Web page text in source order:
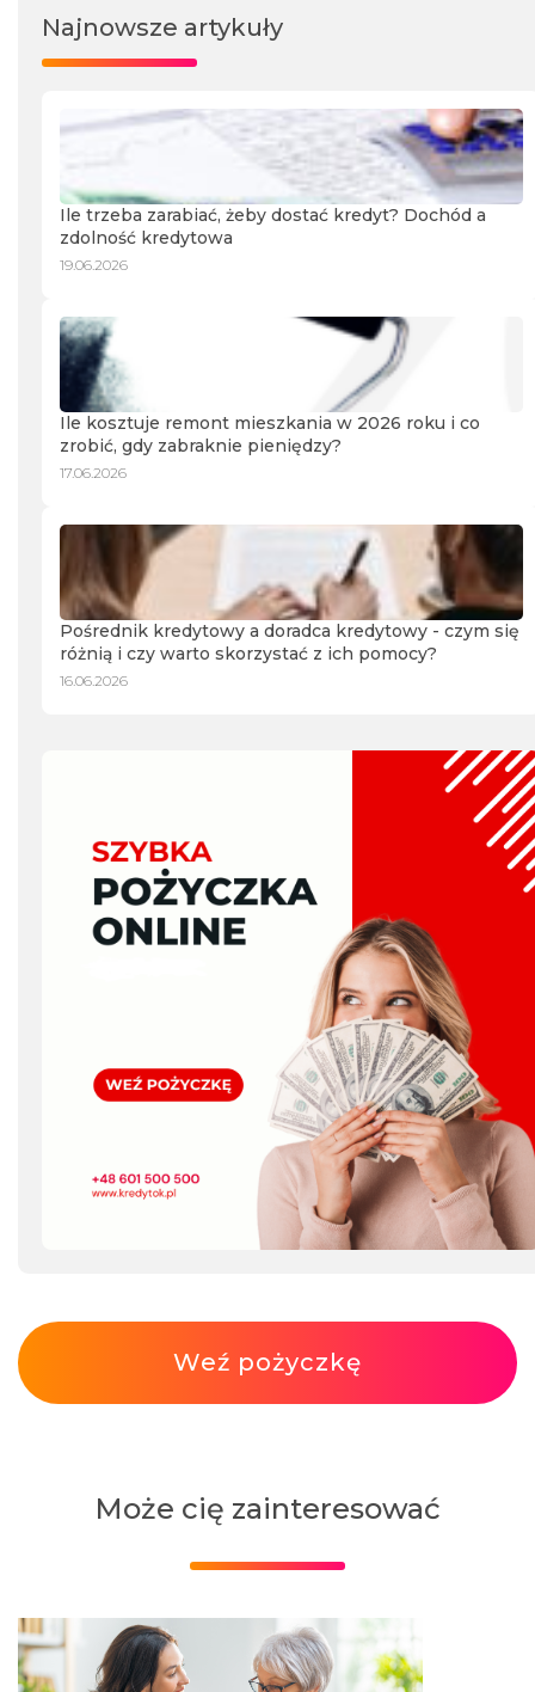
Najnowsze artykuły
Ile trzeba zarabiać, żeby dostać kredyt? Dochód a
zdolność kredytowa
19.06.2026
Ile kosztuje remont mieszkania w 2026 roku i co
zrobić, gdy zabraknie pieniędzy?
17.06.2026
Pośrednik kredytowy a doradca kredytowy - czym się
różnią i czy warto skorzystać z ich pomocy?
16.06.2026
Weź pożyczkę
Może cię zainteresować